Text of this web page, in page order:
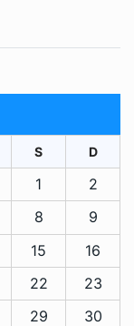
S D
1
2
8
9
15
16
22
23
29
30